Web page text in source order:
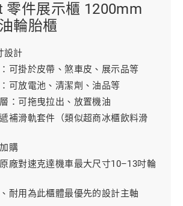
零件展示櫃 1200mm
輪胎櫃
設計
可掛於皮帶、煞車皮、展示品等
可放電池、清潔劑、油品等
：可拖曳拉出、放置機油
補滑軌套件（類似超商冰櫃飲料滑
購
廠對速克達機車最大尺寸10–13吋輪
耐用為此櫃體最優先的設計主軸